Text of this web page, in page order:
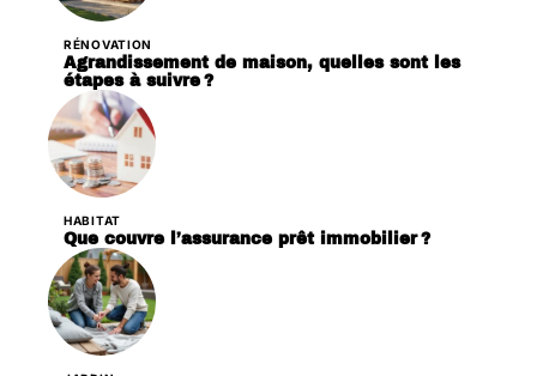
RÉNOVATION
Agrandissement de maison, quelles sont les
étapes à suivre ?
HABITAT
Que couvre l’assurance prêt immobilier ?